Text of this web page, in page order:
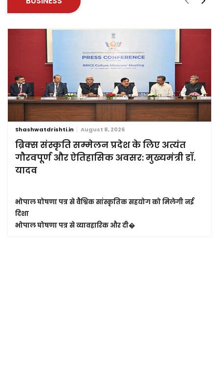
Shashwatdrishti.in August 8, 2026
ब्रिक्स संस्कृति सम्मेलन प्रदेश के लिए अत्यंत
गौरवपूर्ण और ऐतिहासिक अवसर: मुख्यमंत्री डॉ.
यादव
भोपाल घोषणा पत्र से वैश्विक सांस्कृतिक सहयोग को मिलेगी नई
दिशा
भोपाल घोषणा पत्र से व्यावहारिक और दी�